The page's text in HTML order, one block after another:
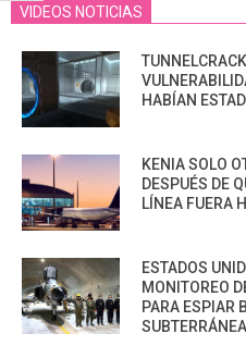
VIDEOS NOTICIAS
HABÍAN
KENIA SOLO
DESPUÉS DE
LÍNEA FUERA
ESTADOS
MONITOREO
PARA ESPIAR